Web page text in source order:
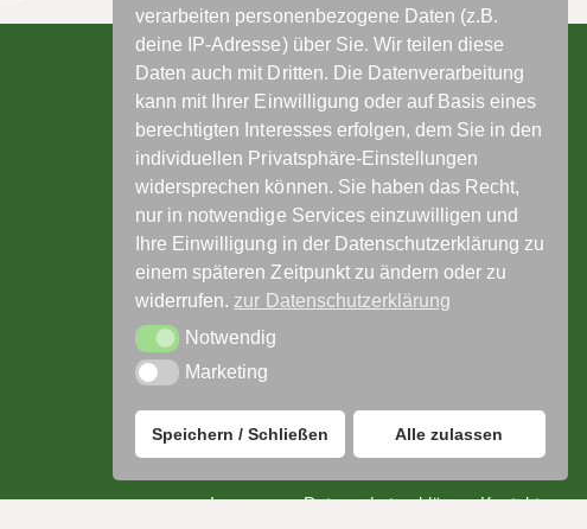
Telefon: 06162-9440093
zur Anfahrtsbeschreibung
Impressum Datenschutzerklärung Kontakt
verarbeiten personenbezogene Daten (z.B.
deine IP-Adresse) über Sie. Wir teilen diese
Daten auch mit Dritten. Die Datenverarbeitung
kann mit Ihrer Einwilligung oder auf Basis eines
berechtigten Interesses erfolgen, dem Sie in den
individuellen Privatsphäre-Einstellungen
widersprechen können. Sie haben das Recht,
nur in notwendige Services einzuwilligen und
Ihre Einwilligung in der Datenschutzerklärung zu
einem späteren Zeitpunkt zu ändern oder zu
widerrufen. zur Datenschutzerklärung
NotwendigNotwendig
MarketingMarketing
Speichern / Schließen Alle zulassen